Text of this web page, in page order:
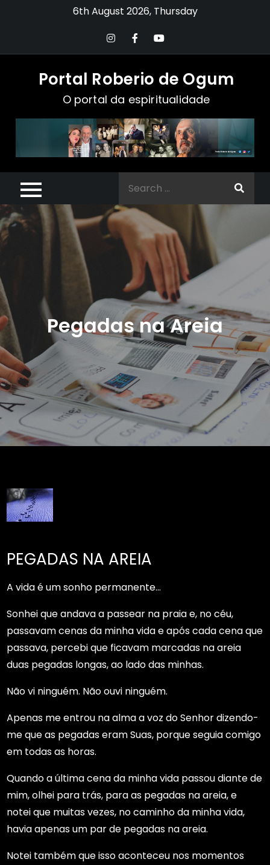
6th August 2026, Thursday
Portal Roberio de Ogum
O portal da espiritualidade
Pegadas na Areia
PEGADAS NA AREIA
A vida é um sonho permanente…
Sonhei que andava a passear na praia e, no céu,
passavam cenas da minha vida e após cada cena que
passava, percebi que ficavam marcadas na areia
duas pegadas longas, ao lado das minhas.
Não vi ninguém. Não ouvi ninguém.
Apenas me entrou na alma a voz do Senhor dizendo-
me que as pegadas eram Suas, porque seguia comigo
em todas as horas.
Quando a última cena da minha vida passou diante de
mim, olhei para trás, para as pegadas na areia, e
notei que muitas vezes, no caminho da minha vida,
havia apenas um par de pegadas na areia.
Notei também que isso aconteceu nos momentos